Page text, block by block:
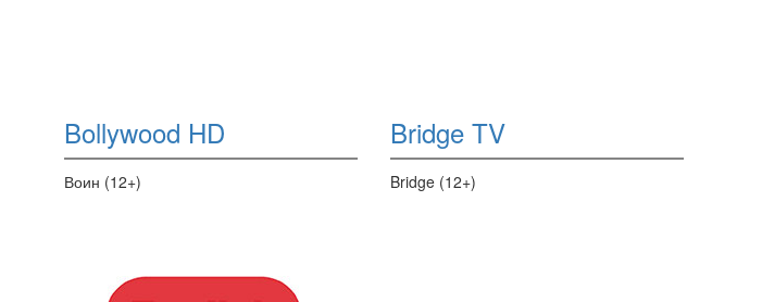
Bollywood HD
Воин (12+)
Bridge TV
Bridge (12+)